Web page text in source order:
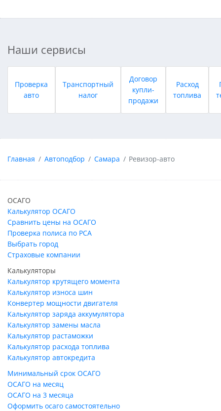
Наши сервисы
Проверка
авто
Транспортный
налог
Договор
купли-
продажи
Расход
топлива
Главная Автоподбор Самара Ревизор-авто
ОСАГО
Калькулятор ОСАГО
Сравнить цены на ОСАГО
Проверка полиса по РСА
Выбрать город
Страховые компании
Калькуляторы
Калькулятор крутящего момента
Калькулятор износа шин
Конвертер мощности двигателя
Калькулятор заряда аккумулятора
Калькулятор замены масла
Калькулятор растаможки
Калькулятор расхода топлива
Калькулятор автокредита
Минимальный срок ОСАГО
ОСАГО на месяц
ОСАГО на 3 месяца
Оформить осаго самостоятельно